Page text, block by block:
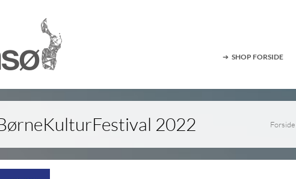
SHOP FORSIDE
Forside
2022